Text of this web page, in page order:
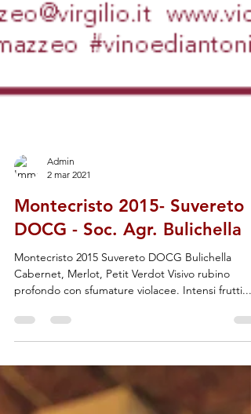
Admin
2 mar 2021
Montecristo 2015- Suvereto
DOCG - Soc. Agr. Bulichella
Cabernet, Merlot, Petit Verdot Visivo rubino
profondo con sfumature violacee. Intensi frutti...